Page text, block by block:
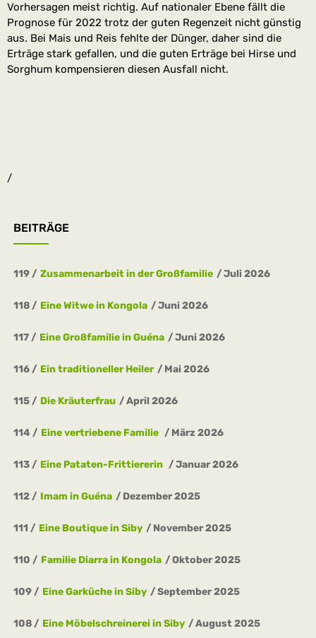
Vorhersagen meist richtig. Auf nationaler Ebene fällt die
Prognose für 2022 trotz der guten Regenzeit nicht günstig
aus. Bei Mais und Reis fehlte der Dünger, daher sind die
Erträge stark gefallen, und die guten Erträge bei Hirse und
Sorghum kompensieren diesen Ausfall nicht.
/
BEITRÄGE
119 Zusammenarbeit in der Großfamilie Juli 2026
118 Eine Witwe in Kongola Juni 2026
117 Eine Großfamilie in Guéna Juni 2026
116 Ein traditioneller Heiler Mai 2026
115 Die Kräuterfrau April 2026
114 Eine vertriebene Familie März 2026
113 Eine Pataten-Frittiererin Januar 2026
112 Imam in Guéna Dezember 2025
111 Eine Boutique in Siby November 2025
110 Familie Diarra in Kongola Oktober 2025
109 Eine Garküche in Siby September 2025
108 Eine Möbelschreinerei in Siby August 2025